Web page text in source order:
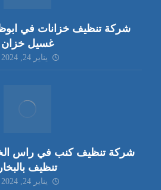
غسيل خزان
يناير 24, 2024
تنظيف بالبخار
يناير 24, 2024